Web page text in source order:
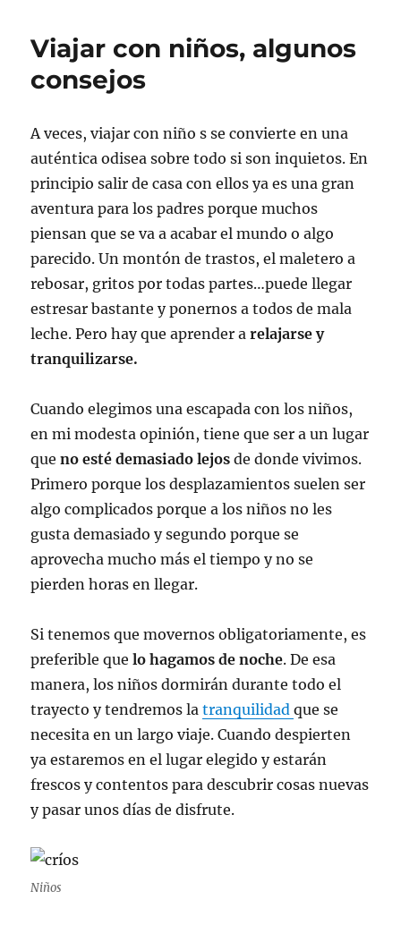
Viajar con niños, algunos
consejos
A veces, viajar con niño s se convierte en una
auténtica odisea sobre todo si son inquietos. En
principio salir de casa con ellos ya es una gran
aventura para los padres porque muchos
piensan que se va a acabar el mundo o algo
parecido. Un montón de trastos, el maletero a
rebosar, gritos por todas partes…puede llegar
estresar bastante y ponernos a todos de mala
leche. Pero hay que aprender arelajarse y
tranquilizarse.
Cuando elegimos una escapada con los niños,
en mi modesta opinión, tiene que ser a un lugar
queno esté demasiado lejos de donde vivimos.
Primero porque los desplazamientos suelen ser
algo complicados porque a los niños no les
gusta demasiado y segundo porque se
aprovecha mucho más el tiempo y no se
pierden horas en llegar.
Si tenemos que movernos obligatoriamente, es
preferible quelo hagamos de noche. De esa
manera, los niños dormirán durante todo el
trayecto y tendremos latranquilidadque se
necesita en un largo viaje. Cuando despierten
ya estaremos en el lugar elegido y estarán
frescos y contentos para descubrir cosas nuevas
y pasar unos días de disfrute.
Niños